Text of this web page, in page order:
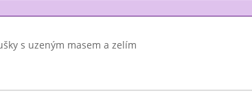
s uzeným masem a zelím